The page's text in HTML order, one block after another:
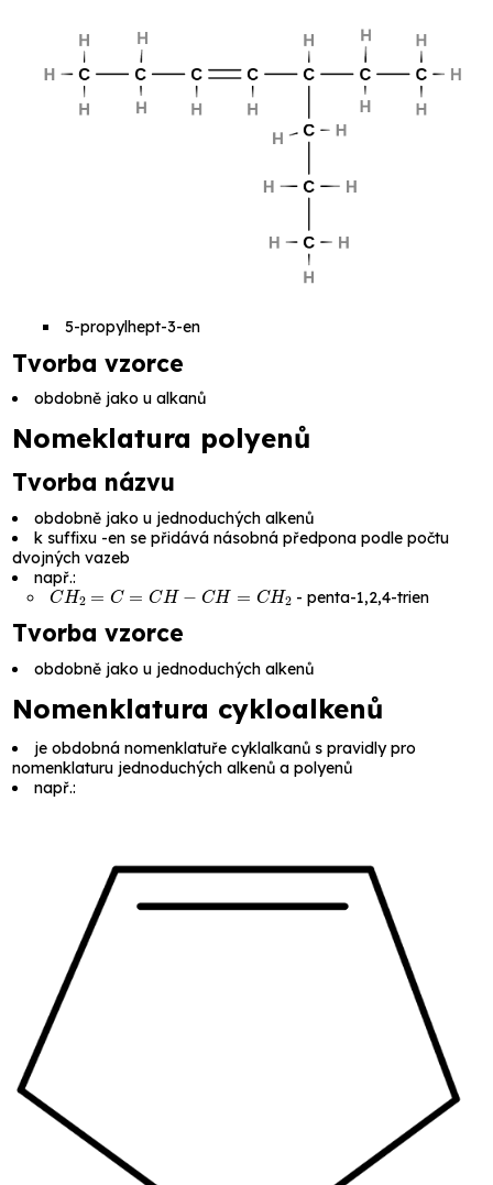
5-propylhept-3-en
Tvorba vzorce
obdobně jako u alkanů
Nomeklatura polyenů
Tvorba názvu
obdobně jako u jednoduchých alkenů
k suffixu -en se přidává násobná předpona podle počtu
dvojných vazeb
např.:
CH2 =C −CH CH2
-penta-1,2,4-trien
Tvorba vzorce
obdobně jako u jednoduchých alkenů
Nomenklatura cykloalkenů
je obdobná nomenklatuře cyklalkanů s pravidly pro
nomenklaturu jednoduchých alkenů a polyenů
např.: